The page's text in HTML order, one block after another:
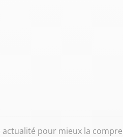
pour mieux la